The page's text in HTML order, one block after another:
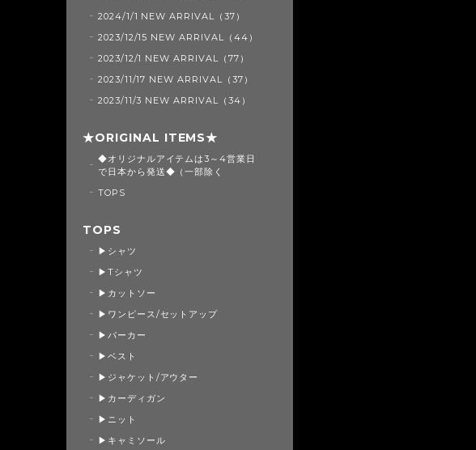
2024/1/1 NEW ARRIVAL（37）
2023/12/15 NEW ARRIVAL（44）
2023/12/1 NEW ARRIVAL（77）
2023/11/17 NEW ARRIVAL（37）
2023/11/3 NEW ARRIVAL（34）
★ORIGINAL ITEMS★
◆オリジナルアイテムは3～4営業日
で日本から発送◆（一部除く
TOPS
TOPS
▶シャツ
▶Tシャツ
▶カットソー
▶ワンピース/セットアップ
▶パーカー
▶ベスト
▶ジャケット/アウター
▶カーディガン
▶ニット
▶キャミソール